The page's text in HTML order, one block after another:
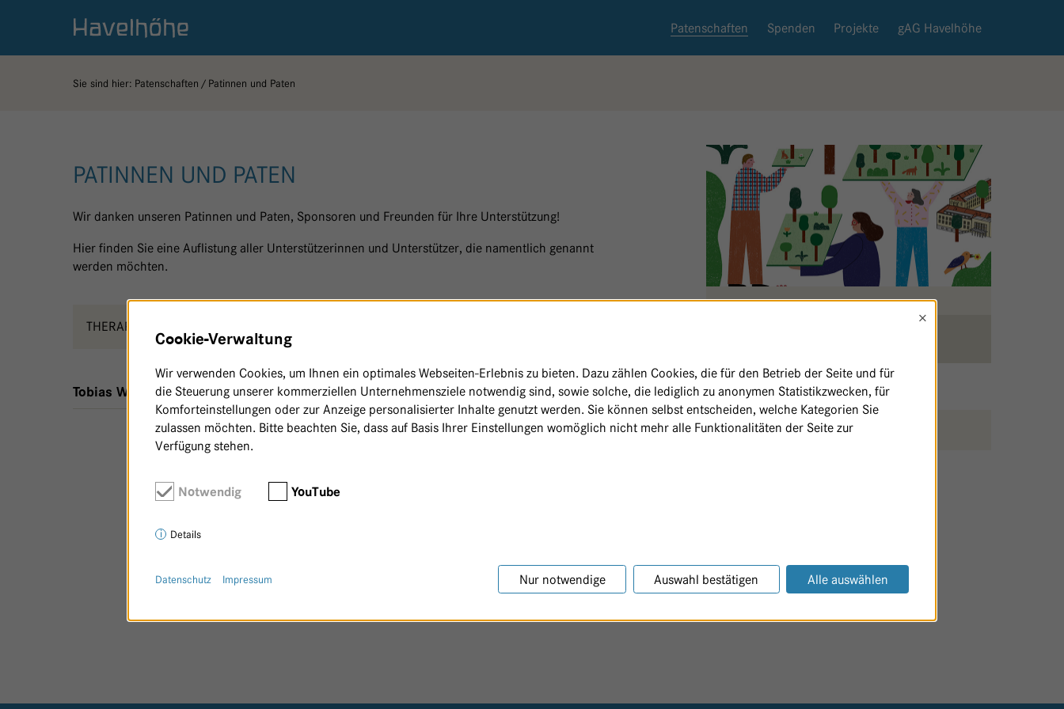
Logo Gemeinschaftskrankenhaus Havelhöhe Patenschaften Spenden Projekte gAG Havelhöhe
Sie sind hier: Patenschaften Patinnen und Paten
PATINNEN UND PATEN
Wir danken unseren Patinnen und Paten, Sponsoren und Freunden für Ihre Unterstützung!
Hier finden Sie eine Auflistung aller Unterstützerinnen und Unterstützer, die namentlich genannt
werden möchten.
THERAPIEORTE - HAUS 24
Tobias Wrona,8 m²,Therapieorte - Haus 24
SEITE AUSDRUCKEN / TEILEN
Cookie-Verwaltung
×
Wir verwenden Cookies, um Ihnen ein optimales Webseiten-Erlebnis zu bieten. Dazu zählen Cookies, die für den Betrieb der Seite und für
die Steuerung unserer kommerziellen Unternehmensziele notwendig sind, sowie solche, die lediglich zu anonymen Statistikzwecken, für
Komforteinstellungen oder zur Anzeige personalisierter Inhalte genutzt werden. Sie können selbst entscheiden, welche Kategorien Sie
zulassen möchten. Bitte beachten Sie, dass auf Basis Ihrer Einstellungen womöglich nicht mehr alle Funktionalitäten der Seite zur
Verfügung stehen.
Notwendig YouTube
Details
Nur notwendige Auswahl bestätigen Alle auswählen
Datenschutz Impressum